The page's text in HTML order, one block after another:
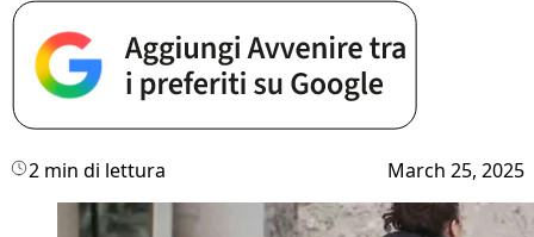
2 min di lettura March 25, 2025